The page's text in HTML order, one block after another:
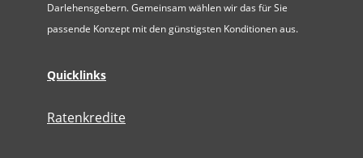
Darlehensgebern. Gemeinsam wählen wir das für Sie
passende Konzept mit den günstigsten Konditionen aus.
Quicklinks
Ratenkredite